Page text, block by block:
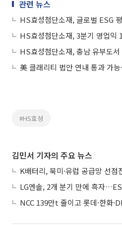
관련 뉴스
HS효성첨단소재, 글로벌 ESG
HS효성첨단소재, 3분기 영업
#HS효성
김민서 기자의 주요 뉴스